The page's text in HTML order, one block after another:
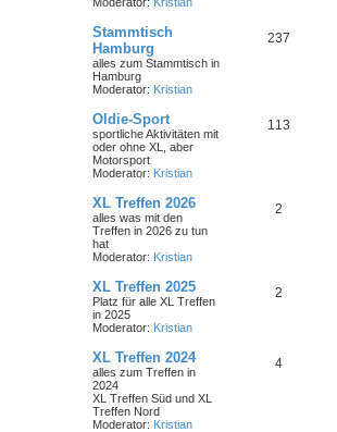
Stammtisch
Hamburg
alles zum Stammtisch in
Hamburg
Moderator: Kristian
237
Oldie-Sport
sportliche Aktivitäten mit
oder ohne XL, aber
Motorsport
Moderator: Kristian
113
XL Treffen 2026
alles was mit den
Treffen in 2026 zu tun
hat
Moderator: Kristian
2
XL Treffen 2025
Platz für alle XL Treffen
in 2025
Moderator: Kristian
2
XL Treffen 2024
alles zum Treffen in
2024
XL Treffen Süd und XL
Treffen Nord
Moderator: Kristian
4